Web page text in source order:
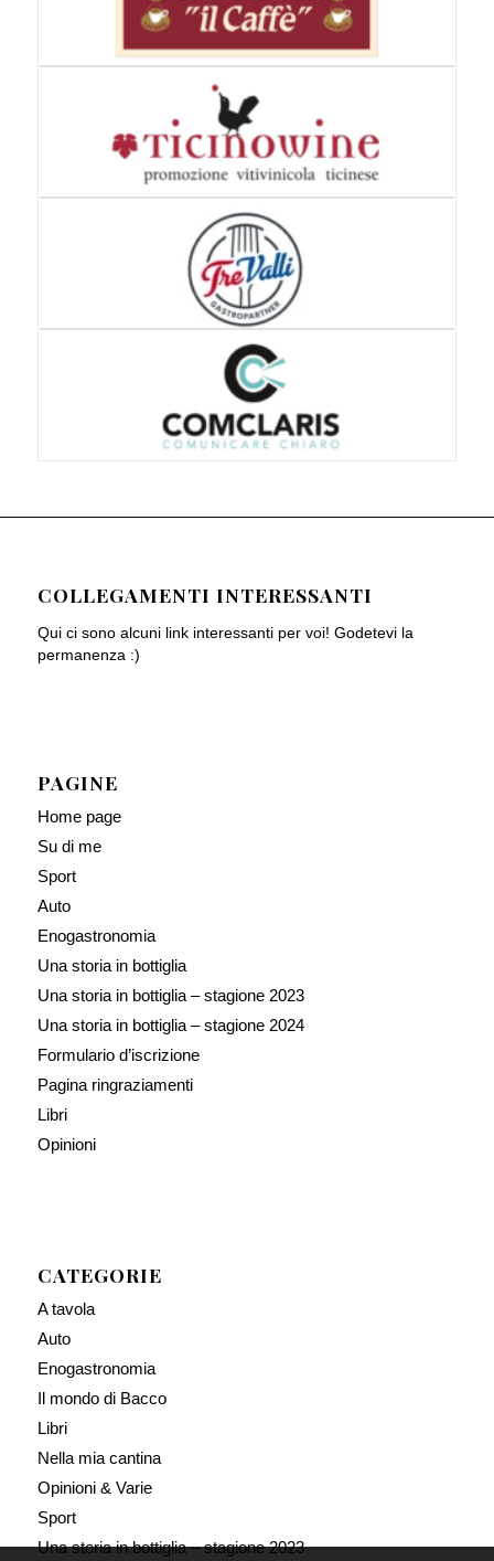
COLLEGAMENTI INTERESSANTI
Qui ci sono alcuni link interessanti per voi! Godetevi la
permanenza :)
PAGINE
Home page
Su di me
Sport
Auto
Enogastronomia
Una storia in bottiglia
Una storia in bottiglia – stagione 2023
Una storia in bottiglia – stagione 2024
Formulario d’iscrizione
Pagina ringraziamenti
Libri
Opinioni
CATEGORIE
A tavola
Auto
Enogastronomia
Il mondo di Bacco
Libri
Nella mia cantina
Opinioni & Varie
Sport
Una storia in bottiglia – stagione 2023